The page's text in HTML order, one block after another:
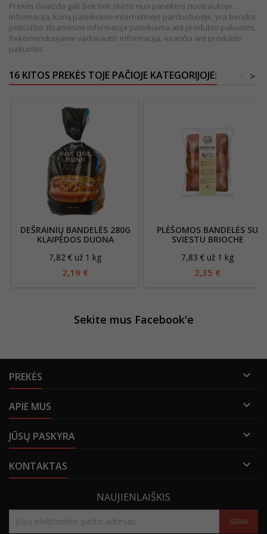
Prekės išvaizda gali šiek tiek skirtis nuo pateiktos nuotraukoje.
Informacija, kurią pateikiame internetinėje parduotuvėje, yra bendro
pobūdžio. Išsamesnė informacija pateikiama ant produkto pakuotės.
Rekomenduojame vadovautis informacija, esančia ant produkto
pakuotės.
16 KITOS PREKĖS TOJE PAČIOJE KATEGORIJOJE: >
DEŠRAINIŲ BANDELĖS 280G
KLAIPĖDOS DUONA
7,82 € už 1 kg
2,19 €
PLĖŠOMOS BANDELĖS SU
SVIESTU BRIOCHE
7,83 € už 1 kg
2,35 €
Sekite mus Facebook'e
PREKĖS 
APIE MUS 
JŪSŲ PASKYRA 
KONTAKTAS 
NAUJIENLAIŠKIS